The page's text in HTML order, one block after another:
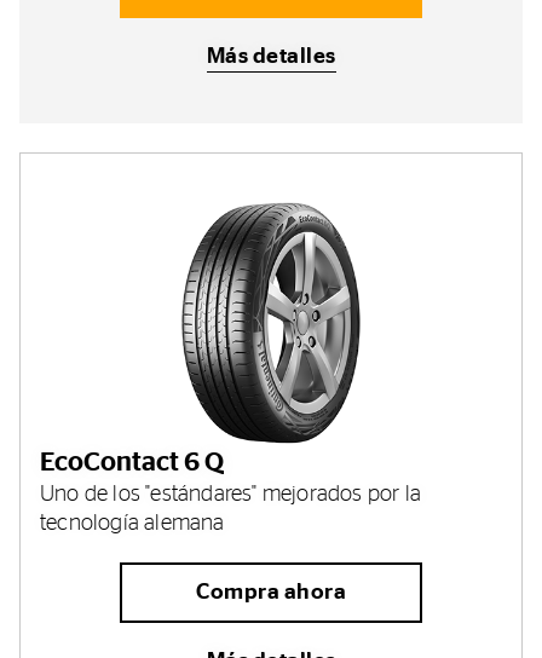
Más detalles
EcoContact 6 Q
Uno de los "estándares" mejorados por la
tecnología alemana
Compra ahora